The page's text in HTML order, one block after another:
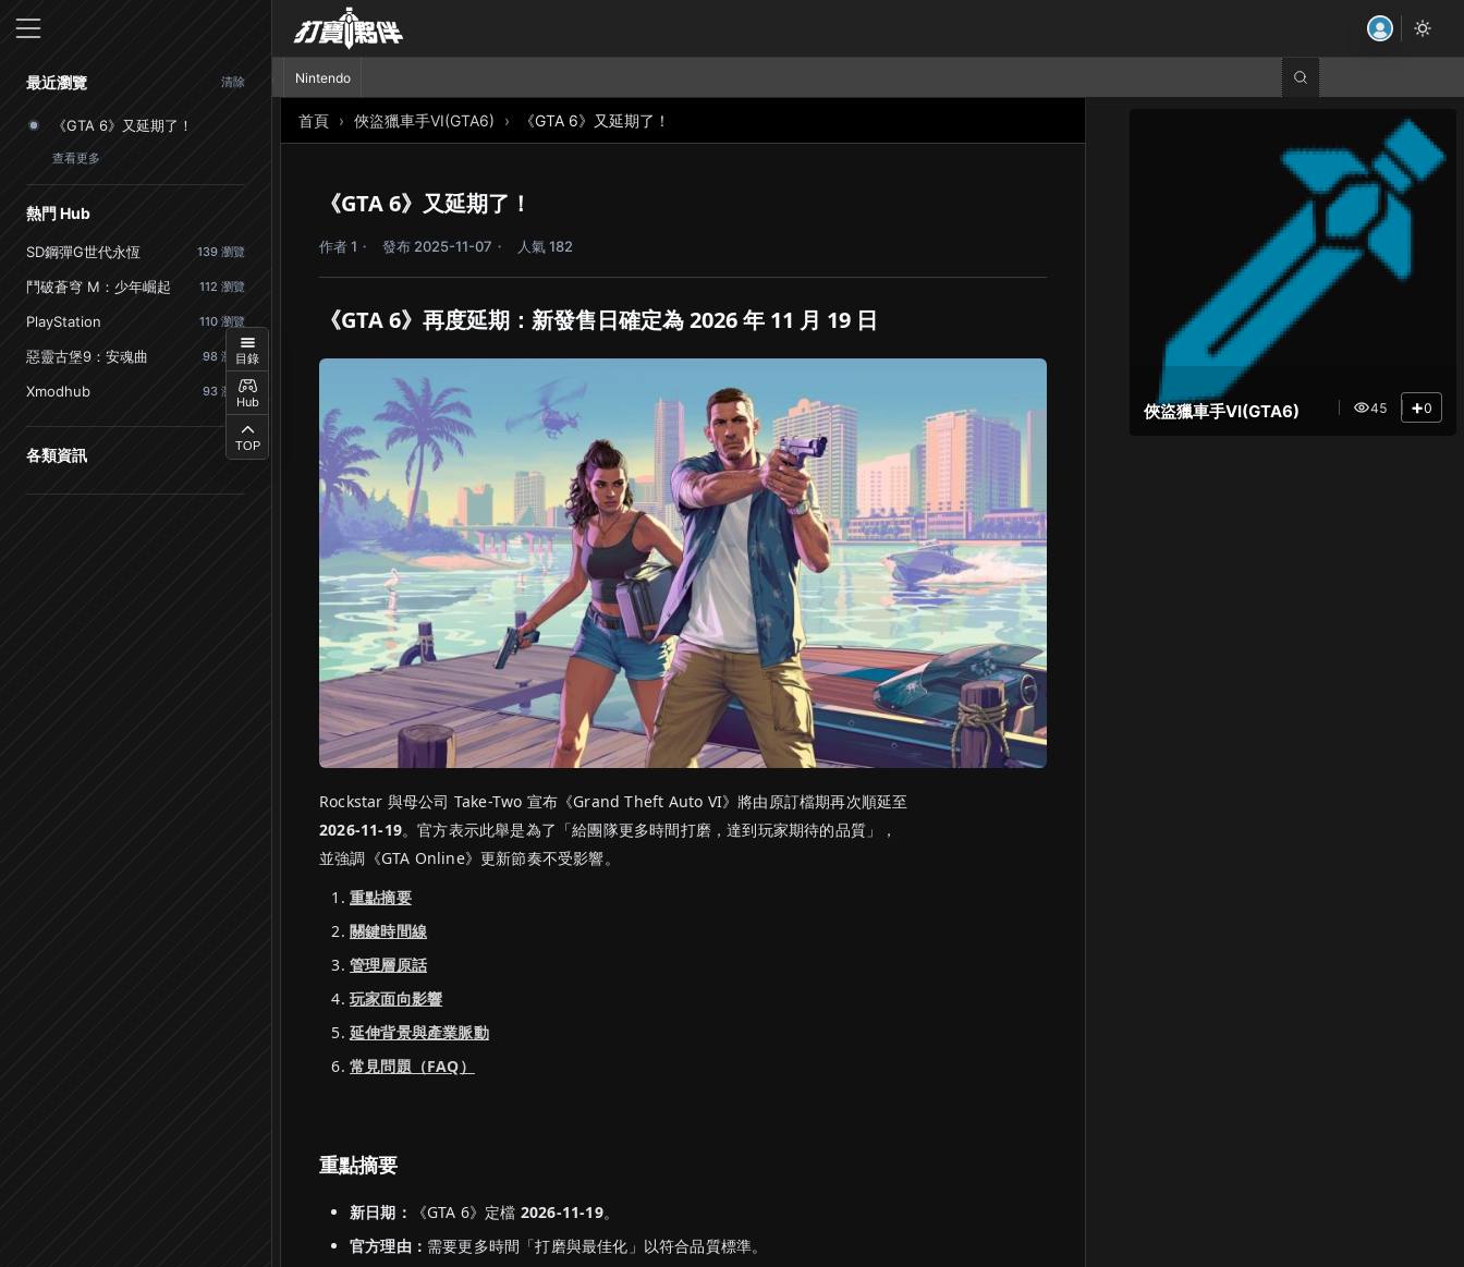
最近瀏覽 清除
《GTA 6》又延期了！
查看更多
熱門 Hub
SD鋼彈G世代永恆 139 瀏覽
鬥破蒼穹 M：少年崛起 112 瀏覽
PlayStation 110 瀏覽
惡靈古堡9：安魂曲 98 瀏覽
Xmodhub 93 瀏覽
各類資訊
首頁 俠盜獵車手VI(GTA6) 《GTA 6》又延期了！
《GTA 6》又延期了！
作者 1 發布 2025-11-07 人氣 182
《GTA 6》再度延期：新發售日確定為 2026 年 11 月 19 日
Rockstar 與母公司 Take-Two 宣布《Grand Theft Auto VI》將由原訂檔期再次順延至
2026-11-19。官方表示此舉是為了「給團隊更多時間打磨，達到玩家期待的品質」，
並強調《GTA Online》更新節奏不受影響。
重點摘要
關鍵時間線
管理層原話
玩家面向影響
延伸背景與產業脈動
常見問題（FAQ）
重點摘要
新日期： 《GTA 6》定檔 2026-11-19。
官方理由： 需要更多時間「打磨與最佳化」以符合品質標準。
目錄
Hub
TOP
俠盜獵車手VI(GTA6) 45 +0
PlayStation Nintendo